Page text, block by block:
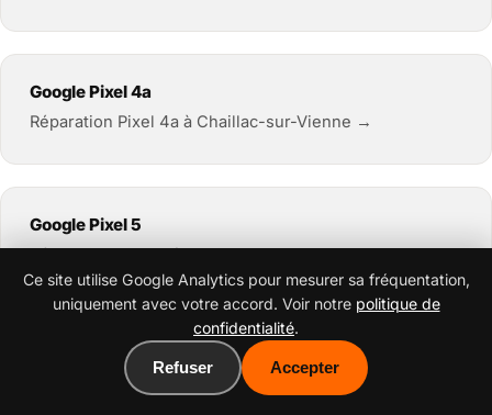
Google Pixel 4a
Réparation Pixel 4a à Chaillac-sur-Vienne →
Google Pixel 5
Réparation Pixel 5 à Chaillac-sur-Vienne →
Google Pixel 6
Réparation Pixel 6 à Chaillac-sur-Vienne →
Ce site utilise Google Analytics pour mesurer sa fréquentation,
uniquement avec votre accord. Voir notre politique de
confidentialité.
Refuser Accepter